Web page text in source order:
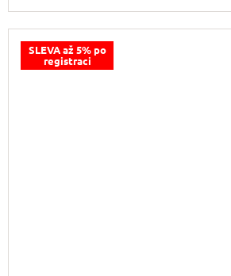
SLEVA až 5% po
registraci